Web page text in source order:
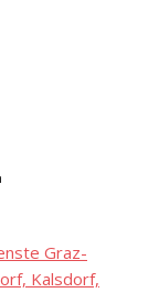
Graz-
Kalsdorf,